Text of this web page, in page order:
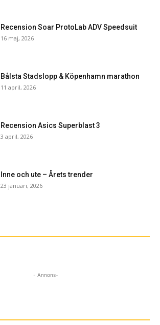
Recension Soar ProtoLab ADV Speedsuit
16 maj, 2026
Bålsta Stadslopp & Köpenhamn marathon
11 april, 2026
Recension Asics Superblast 3
3 april, 2026
Inne och ute – Årets trender
23 januari, 2026
- Annons-